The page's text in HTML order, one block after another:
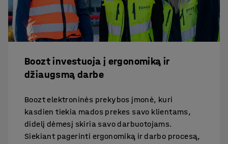
Boozt investuoja į ergonomiką ir
džiaugsmą darbe
Boozt elektroninės prekybos įmonė, kuri
kasdien tiekia mados prekes savo klientams,
didelį dėmesį skiria savo darbuotojams.
Siekiant pagerinti ergonomiką ir darbo procesą,